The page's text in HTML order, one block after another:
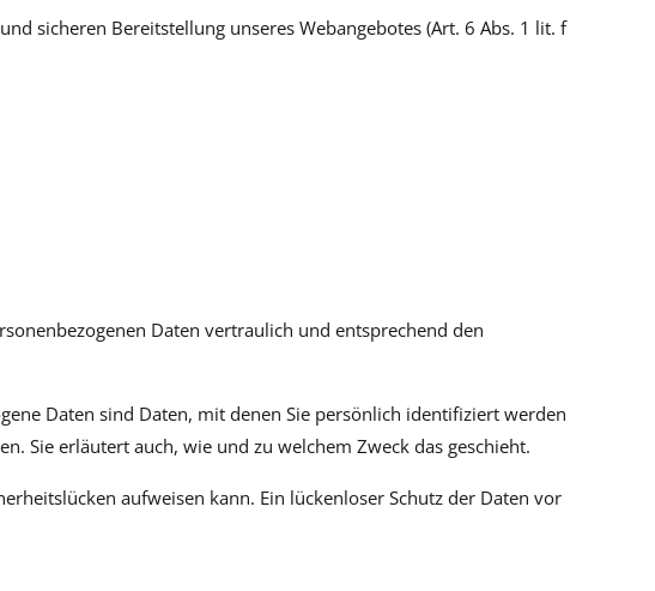
sicheren Bereitstellung unseres Webangebotes (Art. 6 Abs. 1 lit. f
Daten vertraulich und entsprechend den
Daten sind Daten, mit denen Sie persönlich identifiziert werden
Sie erläutert auch, wie und zu welchem Zweck das geschieht.
aufweisen kann. Ein lückenloser Schutz der Daten vor